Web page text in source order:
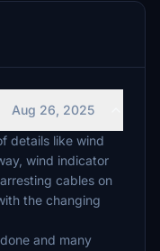
Aug 26, 2025
details like wind
wind indicator
cables on
the changing
and many